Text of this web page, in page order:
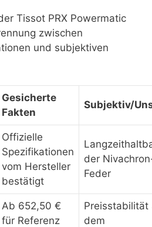
Tissot PRX Powermatic
zwischen
und subjektiven
Gesicherte
Fakten
Subjektiv/
Offizielle
Spezifikationen
vom Hersteller
bestätigt
der
Feder
Ab 652,50 €
für Referenz
Preisstabilität
dem